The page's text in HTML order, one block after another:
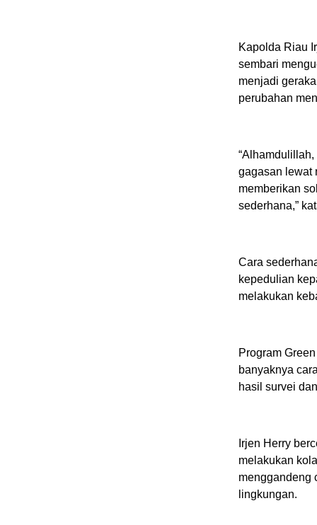
Kapolda Riau
sembari
menjadi
perubahan
gagasan lewat
memberikan
sederhana,”
Cara
kepedulian
melakukan
Program
banyaknya
hasil survei
Irjen Herry
melakukan
menggandeng
lingkungan.